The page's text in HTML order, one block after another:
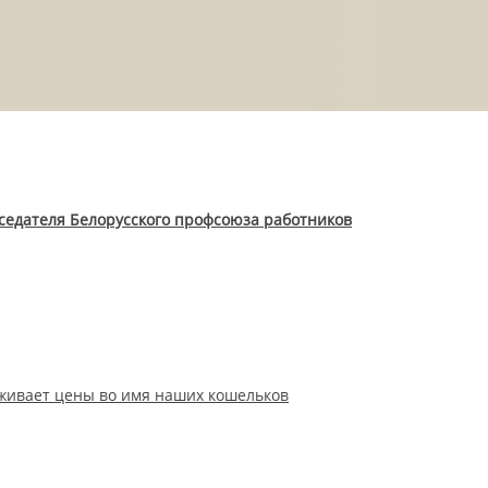
Белорусского профсоюза работников
цены во имя наших кошельков